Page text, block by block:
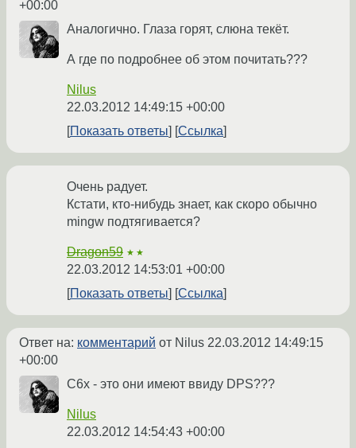
+00:00
Аналогично. Глаза горят, слюна текёт.
А где по подробнее об этом почитать???
Nilus
22.03.2012 14:49:15 +00:00
Показать ответы
Ссылка
Очень радует.
Кстати, кто-нибудь знает, как скоро обычно
mingw подтягивается?
Dragon59 ★★
22.03.2012 14:53:01 +00:00
Показать ответы
Ссылка
Ответ на: комментарий от Nilus 22.03.2012 14:49:15
+00:00
C6x - это они имеют ввиду DPS???
Nilus
22.03.2012 14:54:43 +00:00